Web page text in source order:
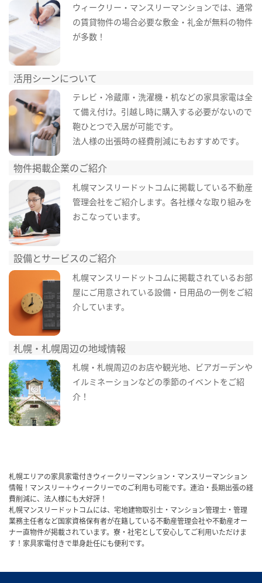
ウィークリー・マンスリーマンションでは、通常
の賃貸物件の場合必要な敷金・礼金が無料の物件
が多数！
活用シーンについて
テレビ・冷蔵庫・洗濯機・机などの家具家電は全
て備え付け。引越し時に購入する必要がないので
鞄ひとつで入居が可能です。
法人様の出張時の経費削減にもおすすめです。
物件掲載企業のご紹介
札幌マンスリードットコムに掲載している不動産
管理会社をご紹介します。各社様々な取り組みを
おこなっています。
設備とサービスのご紹介
札幌マンスリードットコムに掲載されているお部
屋にご用意されている設備・日用品の一例をご紹
介しています。
札幌・札幌周辺の地域情報
札幌・札幌周辺のお店や観光地、ビアガーデンや
イルミネーションなどの季節のイベントをご紹
介！
札幌エリアの家具家電付きウィークリーマンション・マンスリーマンション
情報！マンスリー＋ウィークリーでのご利用も可能です。連泊・長期出張の経
費削減に、法人様にも大好評！
札幌マンスリードットコムには、宅地建物取引士・マンション管理士・管理
業務主任者など国家資格保有者が在籍している不動産管理会社や不動産オー
ナー直物件が掲載されています。寮・社宅として安心してご利用いただけま
す！家具家電付きで単身赴任にも便利です。